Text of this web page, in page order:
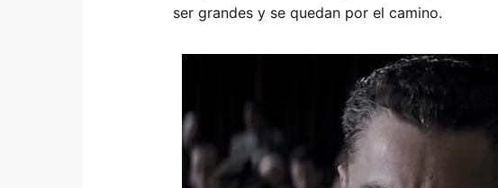
ser grandes y se quedan por el camino.